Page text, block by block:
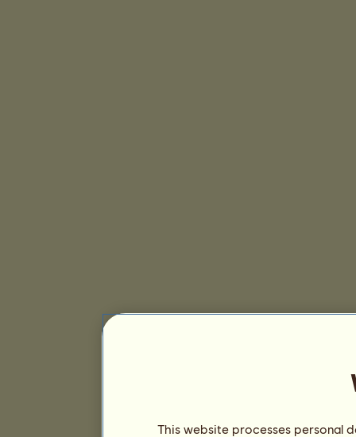
This website processes personal